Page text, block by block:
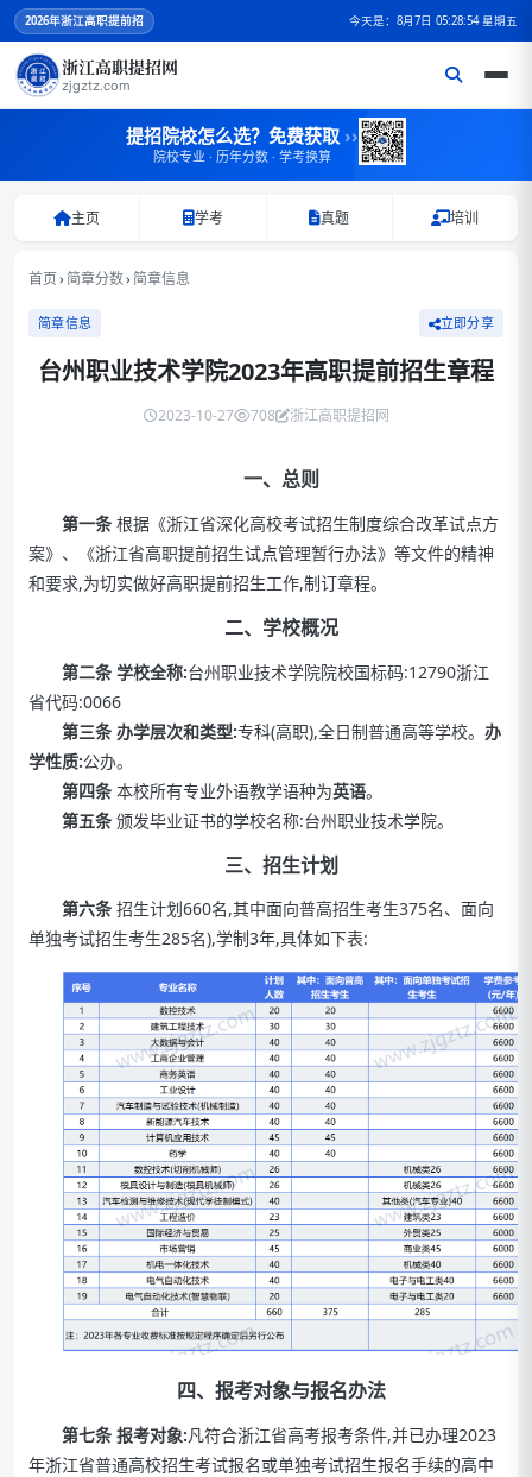
2026年浙江高职提前招 今天是：8月7日 05:28:55 星期五
浙江高职提招网
zjgztz.com
提招院校怎么选？免费获取 ››
院校专业 · 历年分数 · 学考换算
主页 学考 真题 培训
首页› 简章分数› 简章信息
简章信息 立即分享
台州职业技术学院2023年高职提前招生章程
2023-10-27 708 浙江高职提招网
一、总则
第一条 根据《浙江省深化高校考试招生制度综合改革试点方
案》、《浙江省高职提前招生试点管理暂行办法》等文件的精神
和要求,为切实做好高职提前招生工作,制订章程。
二、学校概况
第二条 学校全称:台州职业技术学院院校国标码:12790浙江
省代码:0066
第三条 办学层次和类型:专科(高职),全日制普通高等学校。 办
学性质:公办。
第四条 本校所有专业外语教学语种为英语。
第五条 颁发毕业证书的学校名称:台州职业技术学院。
三、招生计划
第六条 招生计划660名,其中面向普高招生考生375名、面向
单独考试招生考生285名),学制3年,具体如下表:
四、报考对象与报名办法
第七条 报考对象:凡符合浙江省高考报考条件,并已办理2023
年浙江省普通高校招生考试报名或单独考试招生报名手续的高中